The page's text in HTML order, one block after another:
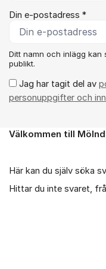
Din e-postadress *
Ditt namn och inlägg kan
publikt.
Jag har tagit del av
personuppgifter och
Om forumet
Välkommen till
Här kan du själv söka
Hittar du inte svaret,